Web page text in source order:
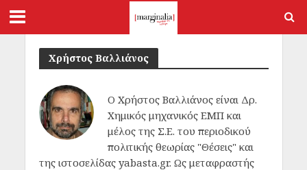
Χρήστος Βαλλιάνος
Ο Χρήστος Βαλλιάνος είναι Δρ.
Χημικός μηχανικός ΕΜΠ και
μέλος της Σ.Ε. του περιοδικού
πολιτικής θεωρίας "Θέσεις" και
της ιστοσελίδας yabasta.gr. Ως μεταφραστής